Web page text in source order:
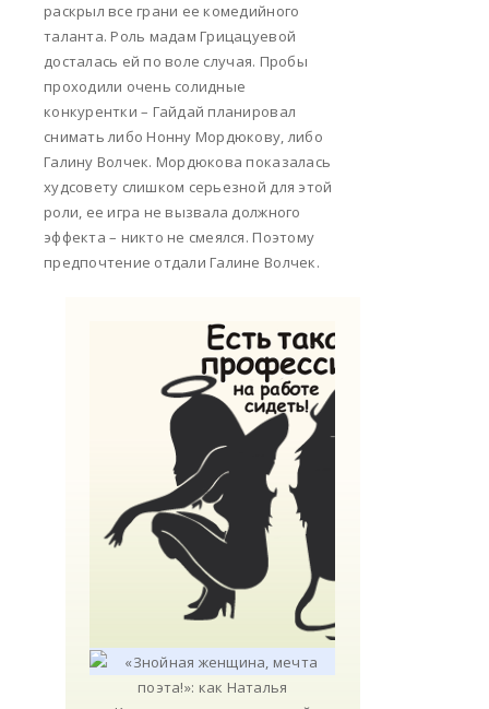
раскрыл все грани ее комедийного
таланта. Роль мадам Грицацуевой
досталась ей по воле случая. Пробы
проходили очень солидные
конкурентки – Гайдай планировал
снимать либо Нонну Мордюкову, либо
Галину Волчек. Мордюкова показалась
худсовету слишком серьезной для этой
роли, ее игра не вызвала должного
эффекта – никто не смеялся. Поэтому
предпочтение отдали Галине Волчек.